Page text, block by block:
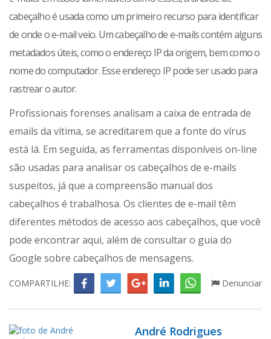
cabeçalho é usada como um primeiro recurso para identificar
de onde o e-mail veio. Um cabeçalho de e-mails contém alguns
metadados úteis, como o endereço IP da origem, bem como o
nome do computador. Esse endereço IP pode ser usado para
rastrear o autor.
Profissionais forenses analisam a caixa de entrada de
emails da vítima, se acreditarem que a fonte do vírus
está lá. Em seguida, as ferramentas disponíveis on-line
são usadas para analisar os cabeçalhos de e-mails
suspeitos, já que a compreensão manual dos
cabeçalhos é trabalhosa. Os clientes de e-mail têm
diferentes métodos de acesso aos cabeçalhos, que você
pode encontrar aqui, além de consultar o guia do
Google sobre cabeçalhos de mensagens.
COMPARTILHE: Denunciar
André Rodrigues